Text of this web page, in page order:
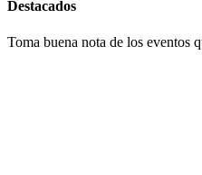
Destacados
Toma buena nota de los eventos